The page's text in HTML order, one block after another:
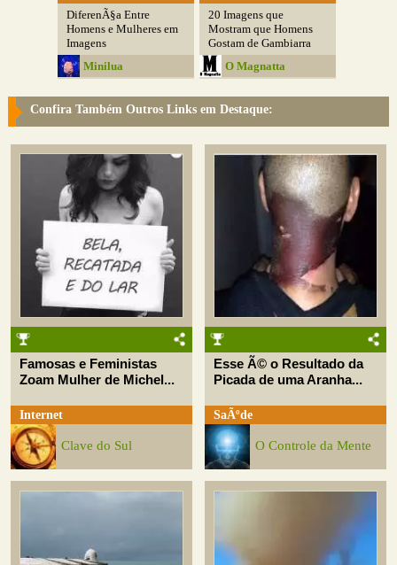
DiferenÃ§a Entre
Homens e Mulheres em
Imagens
Minilua
20 Imagens que
Mostram que Homens
Gostam de Gambiarra
O Magnatta
Confira Também Outros Links em Destaque:
Famosas e Feministas
Zoam Mulher de Michel...
Internet
Clave do Sul
Esse Ã© o Resultado da
Picada de uma Aranha...
SaÃºde
O Controle da Mente